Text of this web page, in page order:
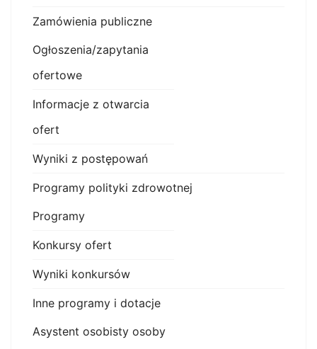
Zamówienia publiczne
Ogłoszenia/zapytania
ofertowe
Informacje z otwarcia
ofert
Wyniki z postępowań
Programy polityki zdrowotnej
Programy
Konkursy ofert
Wyniki konkursów
Inne programy i dotacje
Asystent osobisty osoby